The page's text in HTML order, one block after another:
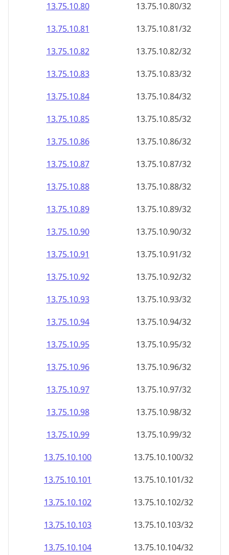
13.75.10.80
13.75.10.80/32
13.75.10.81
13.75.10.81/32
13.75.10.82
13.75.10.82/32
13.75.10.83
13.75.10.83/32
13.75.10.84
13.75.10.84/32
13.75.10.85
13.75.10.85/32
13.75.10.86
13.75.10.86/32
13.75.10.87
13.75.10.87/32
13.75.10.88
13.75.10.88/32
13.75.10.89
13.75.10.89/32
13.75.10.90
13.75.10.90/32
13.75.10.91
13.75.10.91/32
13.75.10.92
13.75.10.92/32
13.75.10.93
13.75.10.93/32
13.75.10.94
13.75.10.94/32
13.75.10.95
13.75.10.95/32
13.75.10.96
13.75.10.96/32
13.75.10.97
13.75.10.97/32
13.75.10.98
13.75.10.98/32
13.75.10.99
13.75.10.99/32
13.75.10.100
13.75.10.100/32
13.75.10.101
13.75.10.101/32
13.75.10.102
13.75.10.102/32
13.75.10.103
13.75.10.103/32
13.75.10.104
13.75.10.104/32